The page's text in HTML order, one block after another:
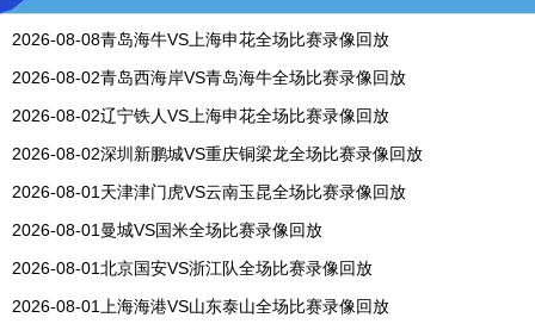
2026-08-08青岛海牛VS上海申花全场比赛录像回放
2026-08-02青岛西海岸VS青岛海牛全场比赛录像回放
2026-08-02辽宁铁人VS上海申花全场比赛录像回放
2026-08-02深圳新鹏城VS重庆铜梁龙全场比赛录像回放
2026-08-01天津津门虎VS云南玉昆全场比赛录像回放
2026-08-01曼城VS国米全场比赛录像回放
2026-08-01北京国安VS浙江队全场比赛录像回放
2026-08-01上海海港VS山东泰山全场比赛录像回放